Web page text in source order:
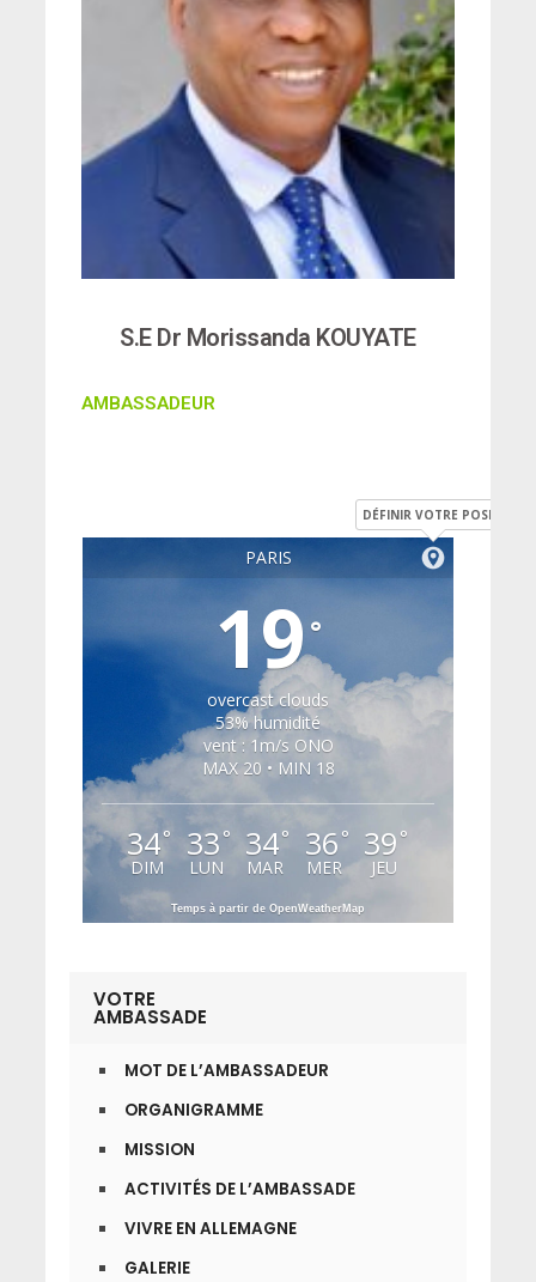
S.E Dr Morissanda KOUYATE
AMBASSADEUR
PARIS
DÉFINIR VOTRE POSITION
19°
overcast clouds
53% humidité
vent : 1m/s ONO
MAX 20 • MIN 18
34°
DIM
33°
LUN
34°
MAR
36 °
MER
39 °
JEU
Temps à partir de OpenWeatherMap
VOTRE
AMBASSADE
MOT DE L’AMBASSADEUR
ORGANIGRAMME
MISSION
ACTIVITÉS DE L’AMBASSADE
VIVRE EN ALLEMAGNE
GALERIE